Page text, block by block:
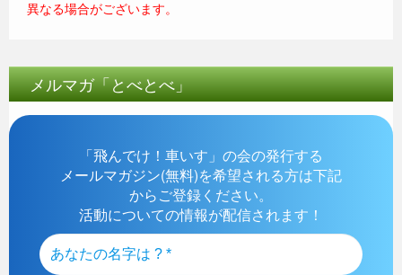
異なる場合がございます。
メルマガ「とべとべ」
「飛んでけ！車いす」の会の発行する
メールマガジン(無料)を希望される方は下記
からご登録ください。
活動についての情報が配信されます！